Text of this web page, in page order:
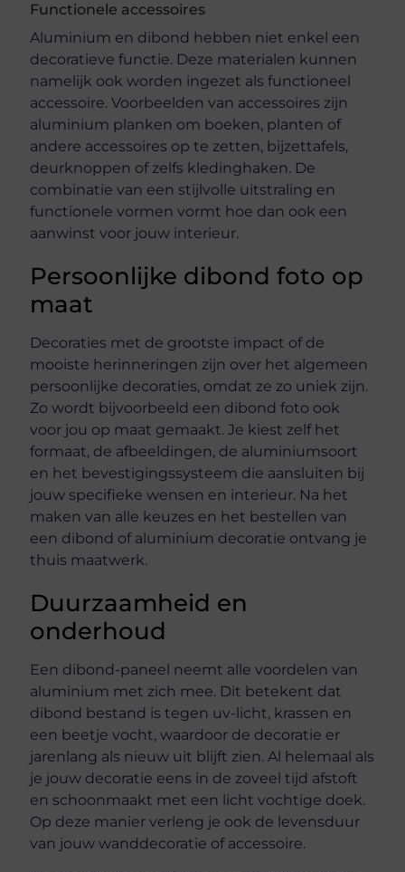
Functionele accessoires
Aluminium en dibond hebben niet enkel een
decoratieve functie. Deze materialen kunnen
namelijk ook worden ingezet als functioneel
accessoire. Voorbeelden van accessoires zijn
aluminium planken om boeken, planten of
andere accessoires op te zetten, bijzettafels,
deurknoppen of zelfs kledinghaken. De
combinatie van een stijlvolle uitstraling en
functionele vormen vormt hoe dan ook een
aanwinst voor jouw interieur.
Persoonlijke dibond foto op
maat
Decoraties met de grootste impact of de
mooiste herinneringen zijn over het algemeen
persoonlijke decoraties, omdat ze zo uniek zijn.
Zo wordt bijvoorbeeld een dibond foto ook
voor jou op maat gemaakt. Je kiest zelf het
formaat, de afbeeldingen, de aluminiumsoort
en het bevestigingssysteem die aansluiten bij
jouw specifieke wensen en interieur. Na het
maken van alle keuzes en het bestellen van
een dibond of aluminium decoratie ontvang je
thuis maatwerk.
Duurzaamheid en
onderhoud
Een dibond-paneel neemt alle voordelen van
aluminium met zich mee. Dit betekent dat
dibond bestand is tegen uv-licht, krassen en
een beetje vocht, waardoor de decoratie er
jarenlang als nieuw uit blijft zien. Al helemaal als
je jouw decoratie eens in de zoveel tijd afstoft
en schoonmaakt met een licht vochtige doek.
Op deze manier verleng je ook de levensduur
van jouw wanddecoratie of accessoire.